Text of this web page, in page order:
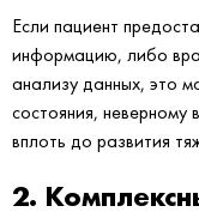
Если пациент
информацию, либо
анализу данных, это
состояния, неверному
вплоть до развития
2.